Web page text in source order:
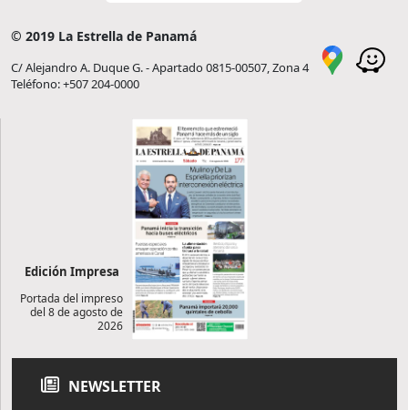
© 2019 La Estrella de Panamá
C/ Alejandro A. Duque G. - Apartado 0815-00507, Zona 4
Teléfono: +507 204-0000
Edición Impresa
Portada del impreso
del 8 de agosto de
2026
NEWSLETTER